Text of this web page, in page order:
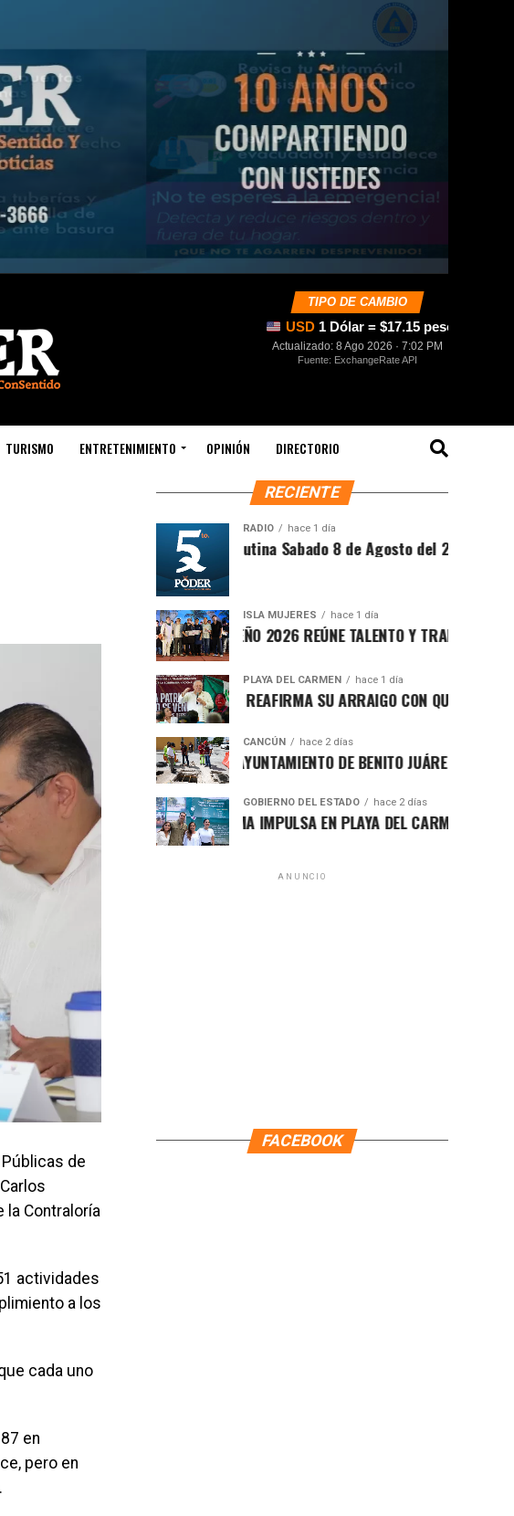
TIPO DE CAMBIO
USD 1 Dólar = $17.15 pesos
Actualizado: 8 Ago 2026 · 7:02 PM
Fuente: ExchangeRate API
TURISMO ENTRETENIMIENTO OPINIÓN DIRECTORIO
Públicas de
la Contraloría
actividades
a los
cada uno
en
pero en
RECIENTE
RADIO hace 1 día
Síntesis Matutina Sabado 8 de Agosto del 2026
ISLA MUJERES hace 1 día
CEVICHE ISLEÑO 2026 REÚNE TALENTO Y TRADICIÓN EN ISLA
PLAYA DEL CARMEN hace 1 día
RAFA MARÍN REAFIRMA SU ARRAIGO CON QUINTANA ROO Y
CANCÚN hace 2 días
FORTALECE AYUNTAMIENTO DE BENITO JUÁREZ ACCIONES
GOBIERNO DEL ESTADO hace 2 días
MARA LEZAMA IMPULSA EN PLAYA DEL CARMEN EL PRIMER
ANUNCIO
FACEBOOK